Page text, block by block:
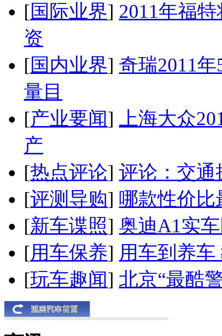
[国际业界] 2011年福
资
[国内业界] 奇瑞2011
量目
[产业要闻]
上海大众
产
[热点评论] 评论：交通
[评测导购] 哪款性价比
[新车谍照] 奥迪A1实
[用车保养] 用车到养
[玩车趣闻] 北京“最酷